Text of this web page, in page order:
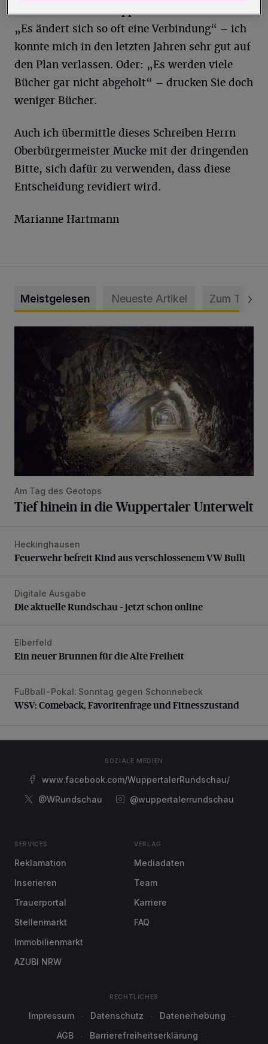
der Ausreden der Wuppertaler Stadtwerke:
„Es ändert sich so oft eine Verbindung“ – ich
konnte mich in den letzten Jahren sehr gut auf
den Plan verlassen. Oder: „Es werden viele
Bücher gar nicht abgeholt“ – drucken Sie doch
weniger Bücher.
Auch ich übermittle dieses Schreiben Herrn
Oberbürgermeister Mucke mit der dringenden
Bitte, sich dafür zu verwenden, dass diese
Entscheidung revidiert wird.
Marianne Hartmann
Meistgelesen Neueste Artikel Zum Thema
Am Tag des Geotops
Tief hinein in die Wuppertaler Unterwelt
Feuerwehr befreit Kind aus verschlossenem VW Bulli
Heckinghausen
Feuerwehr befreit Kind aus verschlossenem VW Bulli
Die aktuelle Rundschau – jetzt schon online
Digitale Ausgabe
Die aktuelle Rundschau – jetzt schon online
Ein neuer Brunnen für die Alte Freiheit
Elberfeld
Ein neuer Brunnen für die Alte Freiheit
WSV: Comeback, Favoritenfrage und Fitnesszustand
Fußball-Pokal: Sonntag gegen Schonnebeck
WSV: Comeback, Favoritenfrage und Fitnesszustand
SOZIALE MEDIEN
www.facebook.com/WuppertalerRundschau/
@WRundschau
@wuppertalerrundschau
SERVICES
Reklamation
Inserieren
Trauerportal
Stellenmarkt
Immobilienmarkt
AZUBI NRW
VERLAG
Mediadaten
Team
Karriere
FAQ
RECHTLICHES
Impressum Datenschutz
Datenerhebung
AGB
Barrierefreiheitserklärung